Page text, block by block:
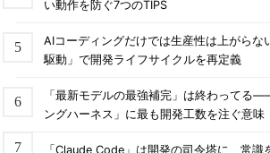
い動作を防ぐ7つのTIPS
AIコーディングだけでは生産性は上がら
駆動」で開発ライフサイクルを再定義
「最新モデルの最強補完」は終わってる
ングハーネス」に最も開発工数を注ぐ意味
「Claude Code」は開発の司令塔に 常識